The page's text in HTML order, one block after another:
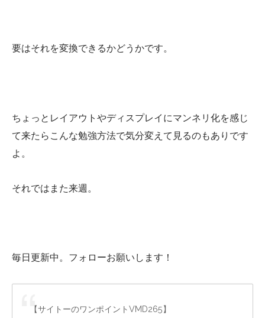
要はそれを変換できるかどうかです。
ちょっとレイアウトやディスプレイにマンネリ化を感じ
て来たらこんな勉強方法で気分変えて見るのもありです
よ。
それではまた来週。
毎日更新中。フォローお願いします！
【サイトーのワンポイントVMD265】